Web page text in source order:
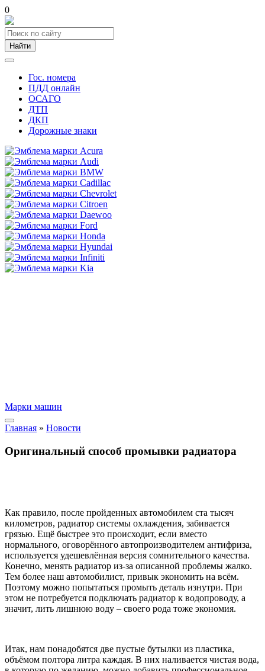
0
Найти
Гос. номера
ПДД онлайн
ОСАГО
ДТП
ДКП
Дорожные знаки
Марки машин
Главная » Новости
Оригинальный способ промывки радиатора
Как правило, после пройденных автомобилем ста тысяч
километров, радиатор системы охлаждения, забивается
грязью. Ещё быстрее это происходит, если вместо
нормального, оговорённого автопроизводителем антифриза,
используется удешевлённая версия сомнительного качества.
Конечно, менять радиатор из-за описанной проблемы жалко.
Тем более наш автомобилист, привык экономить на всём.
Поэтому можно попытаться промыть деталь изнутри. При
этом не потребуется подключать радиатор к водопроводу, а
значит, лить лишнюю воду – своего рода тоже экономия.
Итак, нам понадобятся две пустые бутылки из пластика,
объёмом полтора литра каждая. В них наливается чистая вода,